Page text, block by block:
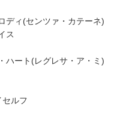
ディ(センツァ・カテーネ)
ス
ハート(レグレサ・ア・ミ)
セルフ